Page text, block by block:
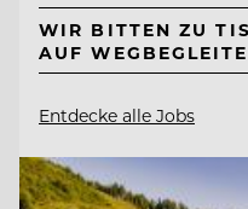
WIR BITTEN ZU
AUF
Entdecke alle Jobs